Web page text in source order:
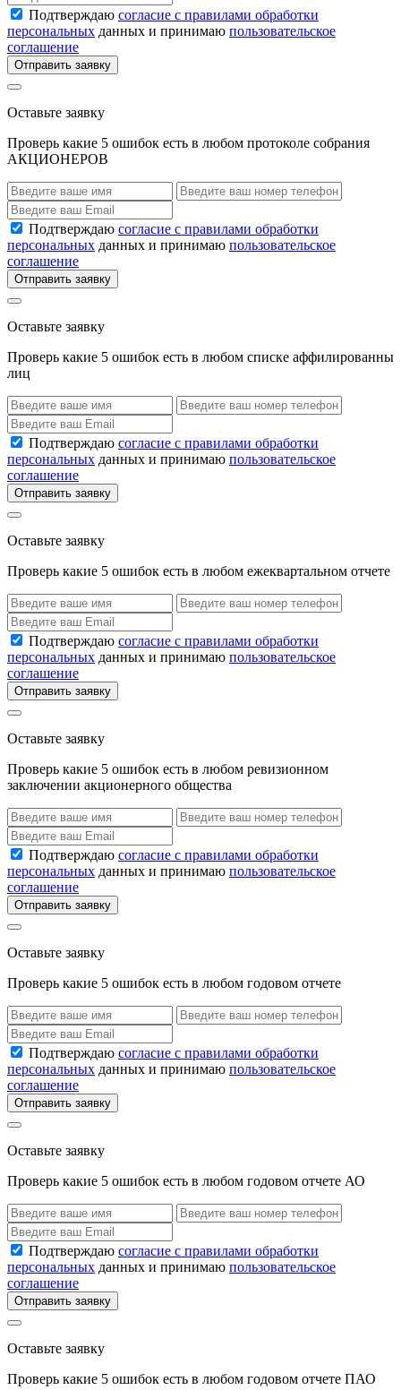
Подтверждаю согласие с правилами обработки
персональных данных и принимаю пользовательское
соглашение
Отправить заявку
Оставьте заявку
Проверь какие 5 ошибок есть в любом протоколе собрания
АКЦИОНЕРОВ
Подтверждаю согласие с правилами обработки
персональных данных и принимаю пользовательское
соглашение
Отправить заявку
Оставьте заявку
Проверь какие 5 ошибок есть в любом списке аффилированны
лиц
Подтверждаю согласие с правилами обработки
персональных данных и принимаю пользовательское
соглашение
Отправить заявку
Оставьте заявку
Проверь какие 5 ошибок есть в любом ежеквартальном отчете
Подтверждаю согласие с правилами обработки
персональных данных и принимаю пользовательское
соглашение
Отправить заявку
Оставьте заявку
Проверь какие 5 ошибок есть в любом ревизионном
заключении акционерного общества
Подтверждаю согласие с правилами обработки
персональных данных и принимаю пользовательское
соглашение
Отправить заявку
Оставьте заявку
Проверь какие 5 ошибок есть в любом годовом отчете
Подтверждаю согласие с правилами обработки
персональных данных и принимаю пользовательское
соглашение
Отправить заявку
Оставьте заявку
Проверь какие 5 ошибок есть в любом годовом отчете АО
Подтверждаю согласие с правилами обработки
персональных данных и принимаю пользовательское
соглашение
Отправить заявку
Оставьте заявку
Проверь какие 5 ошибок есть в любом годовом отчете ПАО